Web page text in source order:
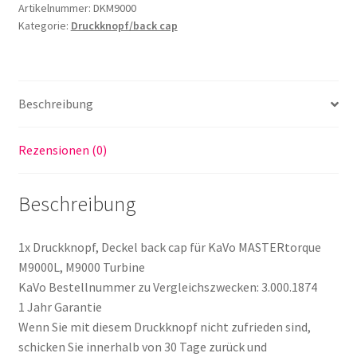
für
KaVo
Menge
Artikelnummer: DKM9000
Kategorie: Druckknopf/back cap
Beschreibung
Rezensionen (0)
Beschreibung
1x Druckknopf, Deckel back cap für KaVo MASTERtorque
M9000L, M9000 Turbine
KaVo Bestellnummer zu Vergleichszwecken: 3.000.1874
1 Jahr Garantie
Wenn Sie mit diesem Druckknopf nicht zufrieden sind,
schicken Sie innerhalb von 30 Tage zurück und